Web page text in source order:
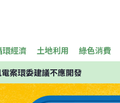
環經濟 土地利用 綠色消費
案環委建議不應開發